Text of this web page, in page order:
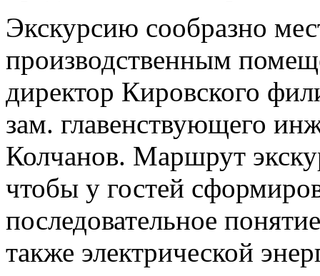
Экскурсию сообразно
производственным
директор Кировского
зам. главенствующего
Колчанов. Маршрут
чтобы у гостей
последовательное
также электрической